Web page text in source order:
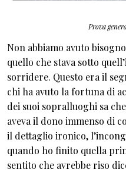
Prova
Non abbiamo avuto
quello che stava sotto
sorridere. Questo era il
chi ha avuto la fortuna di
dei suoi sopralluoghi sa
aveva il dono immenso di
il dettaglio ironico,
quando ho finito quella
sentito che avrebbe riso